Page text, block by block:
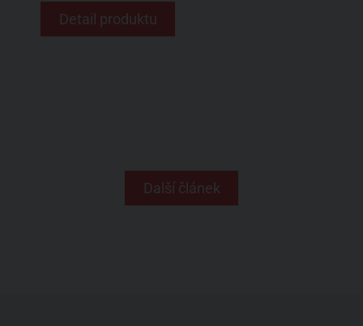
Detail produktu
Další článek